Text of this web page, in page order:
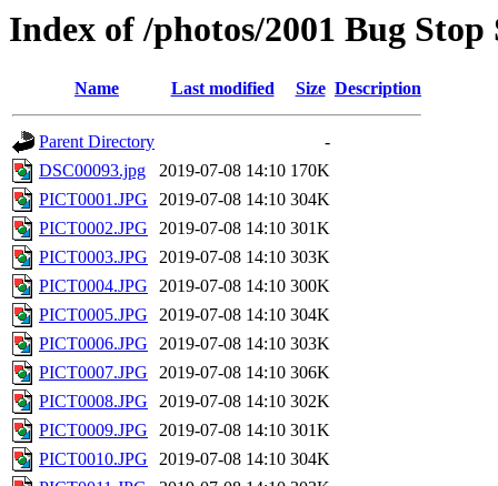
Index of /photos/2001 Bug Stop
Name Last modified Size Description
Parent Directory
-
DSC00093.jpg
2019-07-08 14:10 170K
PICT0001.JPG
2019-07-08 14:10 304K
PICT0002.JPG
2019-07-08 14:10 301K
PICT0003.JPG
2019-07-08 14:10 303K
PICT0004.JPG
2019-07-08 14:10 300K
PICT0005.JPG
2019-07-08 14:10 304K
PICT0006.JPG
2019-07-08 14:10 303K
PICT0007.JPG
2019-07-08 14:10 306K
PICT0008.JPG
2019-07-08 14:10 302K
PICT0009.JPG
2019-07-08 14:10 301K
PICT0010.JPG
2019-07-08 14:10 304K